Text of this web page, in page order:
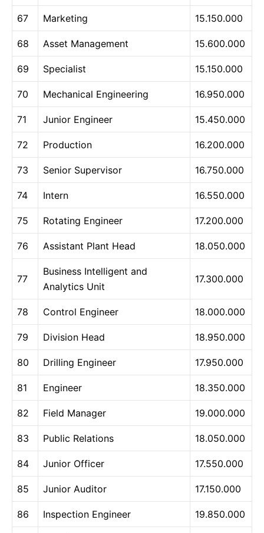
67 Marketing 15.150.000
68 Asset Management 15.600.000
69 Specialist 15.150.000
70 Mechanical Engineering 16.950.000
71 Junior Engineer 15.450.000
72 Production 16.200.000
73 Senior Supervisor 16.750.000
74 Intern 16.550.000
75 Rotating Engineer 17.200.000
76 Assistant Plant Head 18.050.000
77
Business Intelligent and
Analytics Unit
17.300.000
78 Control Engineer 18.000.000
79 Division Head 18.950.000
80 Drilling Engineer 17.950.000
81 Engineer 18.350.000
82 Field Manager 19.000.000
83 Public Relations 18.050.000
84 Junior Officer 17.550.000
85 Junior Auditor 17.150.000
86 Inspection Engineer 19.850.000